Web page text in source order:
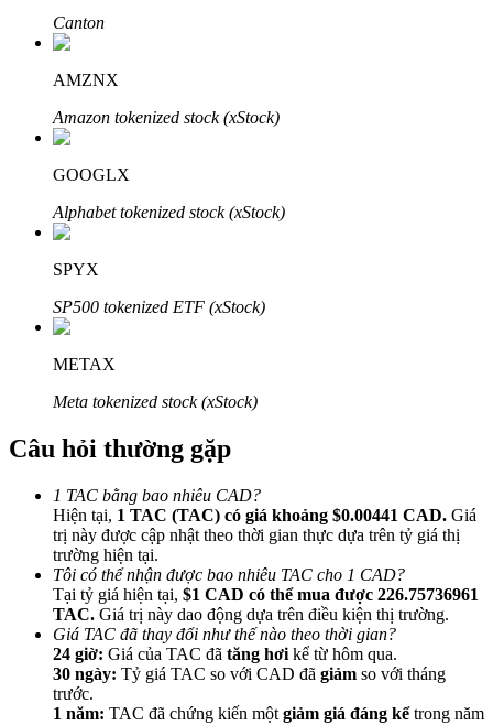
Đối tác Bitrue
Đối tác Bitrue
Lên đến 65% hoa hồng!
Giới thiệu
Mời một người bạn để nhận phần thưởng tiền mặt
BTC Welcome Rewards
Canton
AMZNX
Amazon tokenized stock (xStock)
GOOGLX
Alphabet tokenized stock (xStock)
SPYX
SP500 tokenized ETF (xStock)
METAX
Meta tokenized stock (xStock)
Câu hỏi thường gặp
1 TAC bằng bao nhiêu CAD?
Hiện tại, 1 TAC (TAC) có giá khoảng $0.00441 CAD. Giá
trị này được cập nhật theo thời gian thực dựa trên tỷ giá thị
trường hiện tại.
Tôi có thể nhận được bao nhiêu TAC cho 1 CAD?
Tại tỷ giá hiện tại, $1 CAD có thể mua được 226.75736961
TAC. Giá trị này dao động dựa trên điều kiện thị trường.
Giá TAC đã thay đổi như thế nào theo thời gian?
24 giờ: Giá của TAC đã tăng hơi kể từ hôm qua.
30 ngày: Tỷ giá TAC so với CAD đã giảm so với tháng
trước.
1 năm: TAC đã chứng kiến một giảm giá đáng kểtrong năm